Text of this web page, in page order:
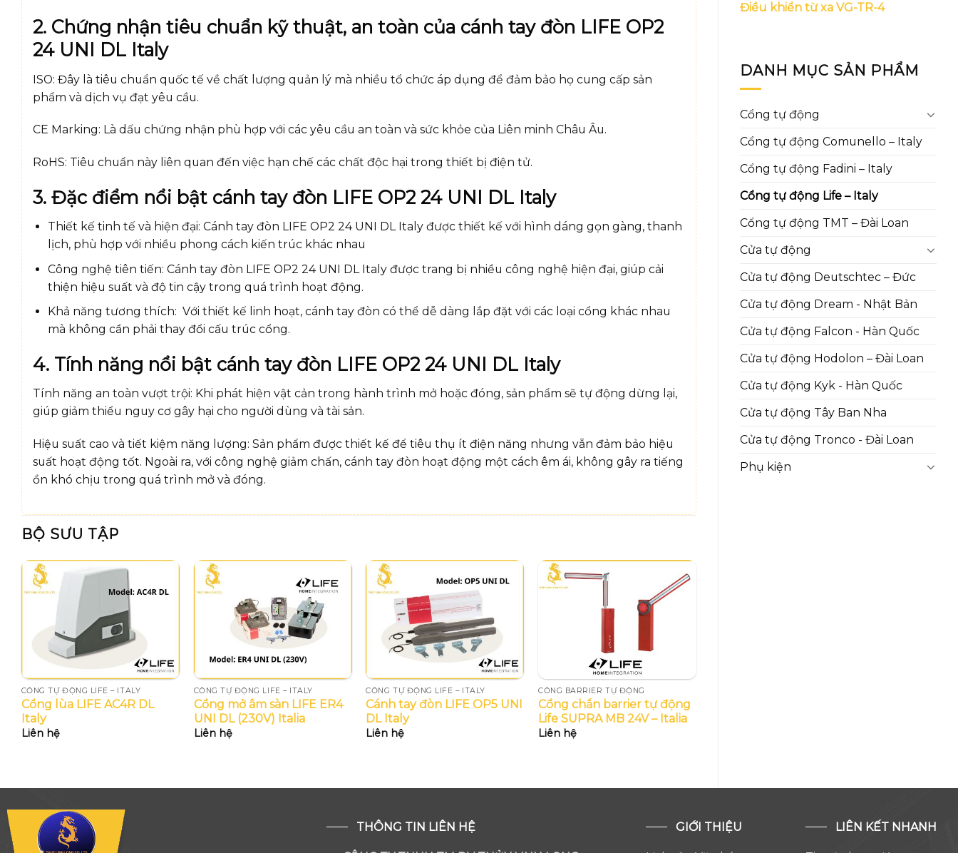
Điều khiển từ xa VG-TR-4
DANH MỤC SẢN PHẨM
Cổng tự động
Cổng tự động Comunello – Italy
Cổng tự động Fadini – Italy
Cổng tự động Life – Italy
Cổng tự động TMT – Đài Loan
Cửa tự động
Cửa tự động Deutschtec – Đức
Cửa tự động Dream - Nhật Bản
Cửa tự động Falcon - Hàn Quốc
Cửa tự động Hodolon – Đài Loan
Cửa tự động Kyk - Hàn Quốc
Cửa tự động Tây Ban Nha
Cửa tự động Tronco - Đài Loan
Phụ kiện
2. Chứng nhận tiêu chuẩn kỹ thuật, an toàn của cánh tay đòn LIFE OP2
24 UNI DL Italy
ISO: Đây là tiêu chuẩn quốc tế về chất lượng quản lý mà nhiều tổ chức áp dụng để đảm bảo họ cung cấp sản
phẩm và dịch vụ đạt yêu cầu.
CE Marking: Là dấu chứng nhận phù hợp với các yêu cầu an toàn và sức khỏe của Liên minh Châu Âu.
RoHS: Tiêu chuẩn này liên quan đến việc hạn chế các chất độc hại trong thiết bị điện tử.
3. Đặc điểm nổi bật cánh tay đòn LIFE OP2 24 UNI DL Italy
Thiết kế tinh tế và hiện đại: Cánh tay đòn LIFE OP2 24 UNI DL Italy được thiết kế với hình dáng gọn gàng, thanh
lịch, phù hợp với nhiều phong cách kiến trúc khác nhau
Công nghệ tiên tiến: Cánh tay đòn LIFE OP2 24 UNI DL Italy được trang bị nhiều công nghệ hiện đại, giúp cải
thiện hiệu suất và độ tin cậy trong quá trình hoạt động.
Khả năng tương thích: Với thiết kế linh hoạt, cánh tay đòn có thể dễ dàng lắp đặt với các loại cổng khác nhau
mà không cần phải thay đổi cấu trúc cổng.
4. Tính năng nổi bật cánh tay đòn LIFE OP2 24 UNI DL Italy
Tính năng an toàn vượt trội: Khi phát hiện vật cản trong hành trình mở hoặc đóng, sản phẩm sẽ tự động dừng lại,
giúp giảm thiểu nguy cơ gây hại cho người dùng và tài sản.
Hiệu suất cao và tiết kiệm năng lượng: Sản phẩm được thiết kế để tiêu thụ ít điện năng nhưng vẫn đảm bảo hiệu
suất hoạt động tốt. Ngoài ra, với công nghệ giảm chấn, cánh tay đòn hoạt động một cách êm ái, không gây ra tiếng
ồn khó chịu trong quá trình mở và đóng.
BỘ SƯU TẬP
CỔNG TỰ ĐỘNG LIFE – ITALY
Cổng lùa LIFE AC4R DL
Italy
Liên hệ
CỔNG TỰ ĐỘNG LIFE – ITALY
Cổng mở âm sàn LIFE ER4
UNI DL (230V) Italia
Liên hệ
CỔNG TỰ ĐỘNG LIFE – ITALY
Cánh tay đòn LIFE OP5 UNI
DL Italy
Liên hệ
CỔNG BARRIER TỰ ĐỘNG
Cổng chắn barrier tự động
Life SUPRA MB 24V – Italia
Liên hệ
THÔNG TIN LIÊN HỆ GIỚI THIỆU LIÊN KẾT NHANH